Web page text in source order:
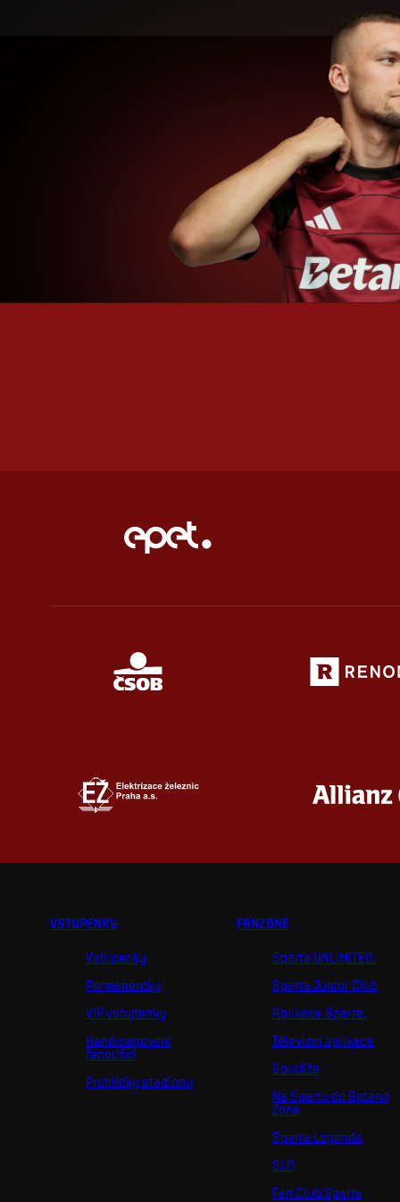
VSTUPENKY
Vstupenky
Permanentky
VIP vstupenky
Handicapovaní
fanoušci
Prohlídky stadionu
FANZONE
Sparta UNLIMITED.
Sparta Junior Club
Aplikace Sparta.
Televizní aplikace
Soutěže
Na Spartu do Betano
Zone
Sparta Legends
SLO
Fan Club Sparta